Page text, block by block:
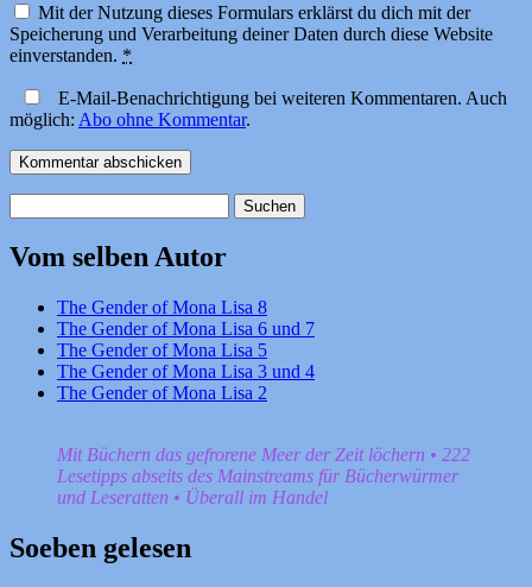
Mit der Nutzung dieses Formulars erklärst du dich mit der
Speicherung und Verarbeitung deiner Daten durch diese Website
einverstanden. *
E-Mail-Benachrichtigung bei weiteren Kommentaren. Auch
möglich: Abo ohne Kommentar.
nach:
Vom selben Autor
The Gender of Mona Lisa 8
The Gender of Mona Lisa 6 und 7
The Gender of Mona Lisa 5
The Gender of Mona Lisa 3 und 4
The Gender of Mona Lisa 2
Mit Büchern das gefrorene Meer der Zeit löchern • 222
Lesetipps abseits des Mainstreams für Bücherwürmer
und Leseratten • Überall im Handel
Soeben gelesen